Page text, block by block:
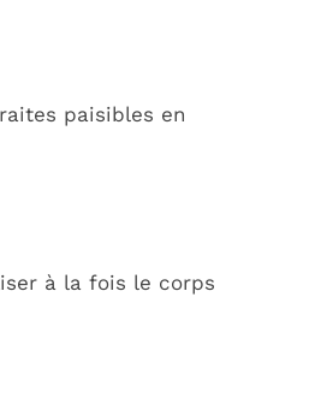
paisibles en
à la fois le corps